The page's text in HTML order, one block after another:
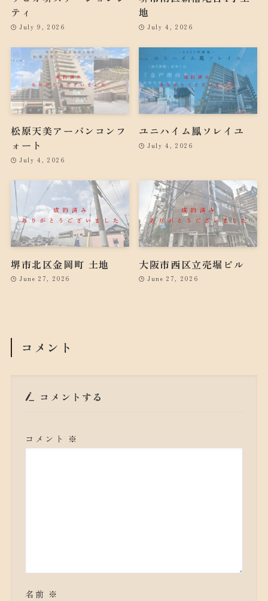
ティ
July 9, 2026
地
July 4, 2026
松原天美アーバンコンフ
ォート
July 4, 2026
ユニハイム鳳ソレイユ
July 4, 2026
堺市北区金岡町 土地
June 27, 2026
大阪市西区立売堀ビル
June 27, 2026
コメント
コメントする
コメント ※
名前 ※